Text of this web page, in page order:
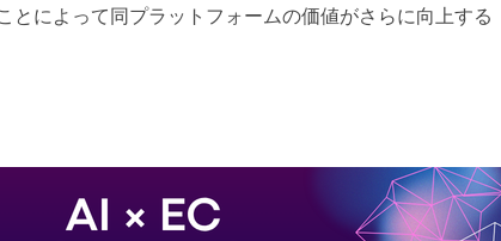
とによって同プラットフォームの価値がさらに向上する